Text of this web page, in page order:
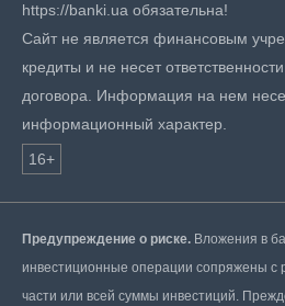
https://banki.ua обязательна!
Сайт не является финансовым
кредиты и не несет
договора. Информация на нем
информационный характер.
16+
Предупреждение о риске. Вложения в
инвестиционные операции сопряжены с
части или всей суммы инвестиций.